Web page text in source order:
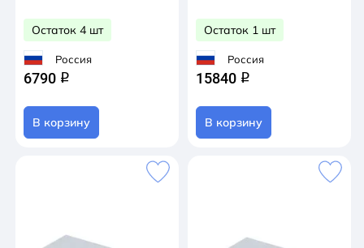
Остаток 4 шт
Россия
6790 q
В корзину
Остаток 1 шт
Россия
15840 q
В корзину